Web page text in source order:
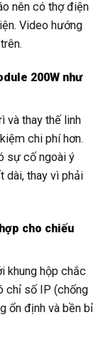
nên có thợ điện
Video hướng
200W như
và thay thế linh
chi phí hơn.
sự cố ngoài ý
dài, thay vì phải
cho chiếu
khung hộp chắc
chỉ số IP (chống
ổn định và bền bỉ